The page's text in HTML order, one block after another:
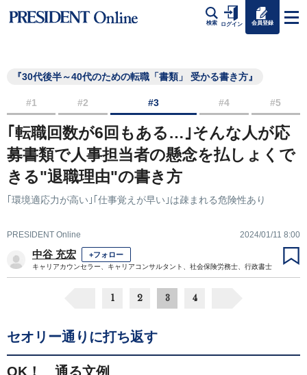
検索 ログイン 会員登録
『30代後半～40代のための転職「書類」 受かる書き方』
#1 #2 #3 #4 #5
｢転職回数が6回もある…｣そんな人が応
募書類で人事担当者の懸念を払しょくで
きる"退職理由"の書き方
｢環境適応力が高い｣｢仕事覚えが早い｣は疎まれる危険性あり
PRESIDENT Online 2024/01/11 8:00
中谷 充宏 +フォロー
キャリアカウンセラー、キャリアコンサルタント、社会保険労務士、行政書士
1 2 3 4
セオリー通りに打ち返す
OK！ 通る文例